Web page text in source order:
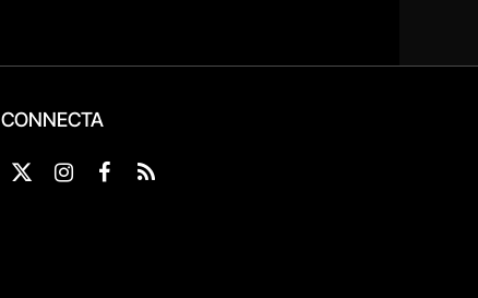
CONNECTA
X
Instagram
Facebook
RSS